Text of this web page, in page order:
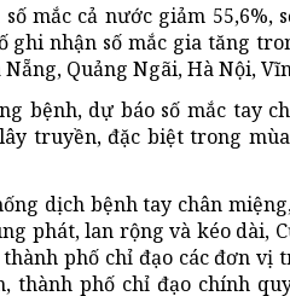
mắc cả nước giảm
ghi nhận số mắc gia tăng
Quảng Ngãi, Hà Nội,
bệnh, dự báo số mắc tay
truyền, đặc biệt trong
dịch bệnh tay chân
phát, lan rộng và kéo dài,
thành phố chỉ đạo các đơn
thành phố chỉ đạo chính